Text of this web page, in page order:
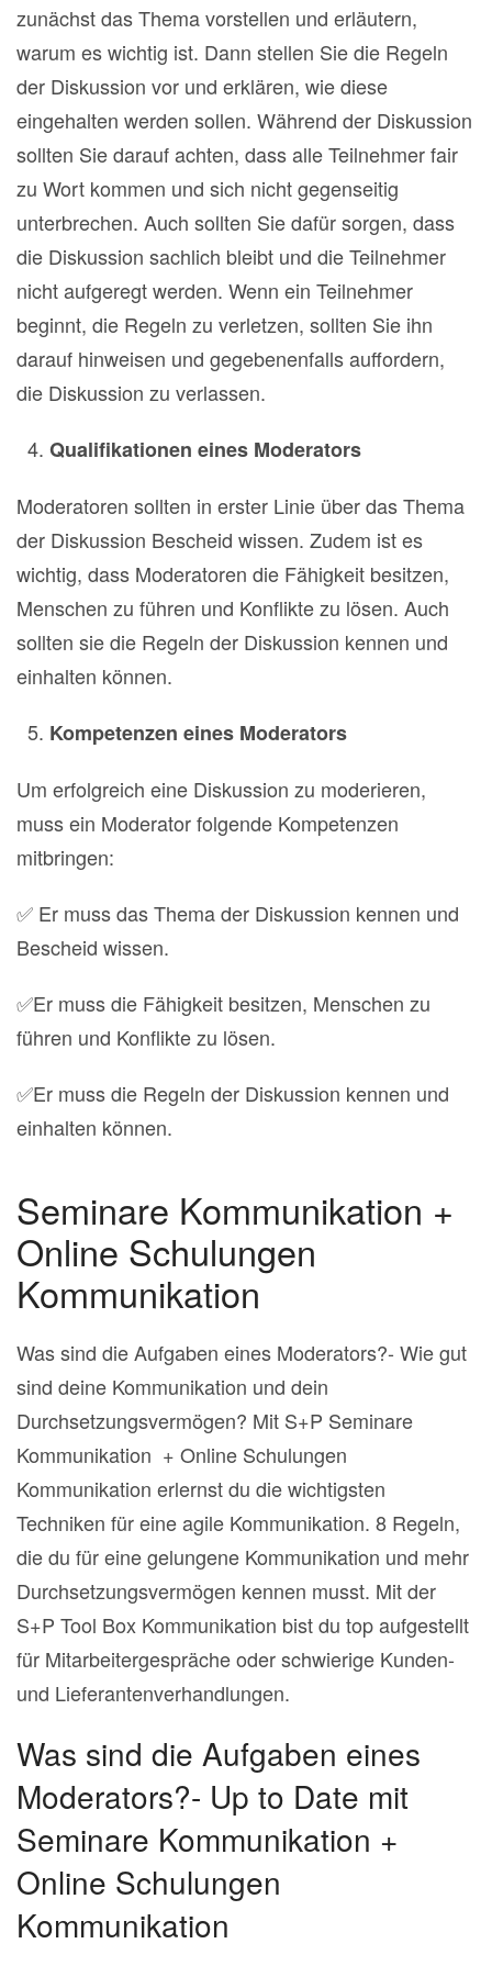
zunächst das Thema vorstellen und erläutern,
warum es wichtig ist. Dann stellen Sie die Regeln
der Diskussion vor und erklären, wie diese
eingehalten werden sollen. Während der Diskussion
sollten Sie darauf achten, dass alle Teilnehmer fair
zu Wort kommen und sich nicht gegenseitig
unterbrechen. Auch sollten Sie dafür sorgen, dass
die Diskussion sachlich bleibt und die Teilnehmer
nicht aufgeregt werden. Wenn ein Teilnehmer
beginnt, die Regeln zu verletzen, sollten Sie ihn
darauf hinweisen und gegebenenfalls auffordern,
die Diskussion zu verlassen.
Qualifikationen eines Moderators
Moderatoren sollten in erster Linie über das Thema
der Diskussion Bescheid wissen. Zudem ist es
wichtig, dass Moderatoren die Fähigkeit besitzen,
Menschen zu führen und Konflikte zu lösen. Auch
sollten sie die Regeln der Diskussion kennen und
einhalten können.
Kompetenzen eines Moderators
Um erfolgreich eine Diskussion zu moderieren,
muss ein Moderator folgende Kompetenzen
mitbringen:
✅ Er muss das Thema der Diskussion kennen und
Bescheid wissen.
✅Er muss die Fähigkeit besitzen, Menschen zu
führen und Konflikte zu lösen.
✅Er muss die Regeln der Diskussion kennen und
einhalten können.
Seminare Kommunikation +
Online Schulungen
Kommunikation
Was sind die Aufgaben eines Moderators?- Wie gut
sind deine Kommunikation und dein
Durchsetzungsvermögen? Mit S+P Seminare
Kommunikation + Online Schulungen
Kommunikation erlernst du die wichtigsten
Techniken für eine agile Kommunikation. 8 Regeln,
die du für eine gelungene Kommunikation und mehr
Durchsetzungsvermögen kennen musst. Mit der
S+P Tool Box Kommunikation bist du top aufgestellt
für Mitarbeitergespräche oder schwierige Kunden-
und Lieferantenverhandlungen.
Was sind die Aufgaben eines
Moderators?- Up to Date mit
Seminare Kommunikation +
Online Schulungen
Kommunikation